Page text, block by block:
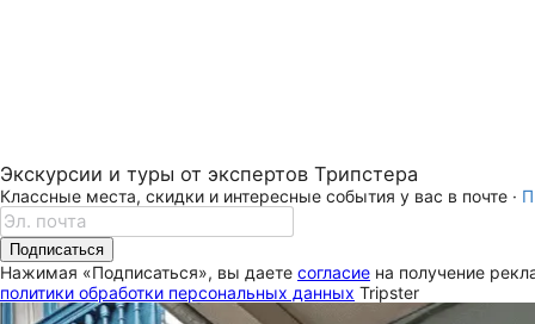
Экскурсии и туры от экспертов Трипстера
Классные места, скидки и интересные события у вас в почте ·
Подписаться
Нажимая «Подписаться», вы даете согласие на получение
политики обработки персональных данных Tripster